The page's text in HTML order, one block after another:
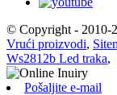
© Copyright - 2010-
Vrući proizvodi,
Ws2812b Led traka,
Pošaljite e-mail